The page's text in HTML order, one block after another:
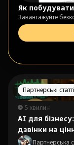
Партнерські статті
5 хвилин
AI для
дзвінки на
Партнерська
Як
Завантажуйте